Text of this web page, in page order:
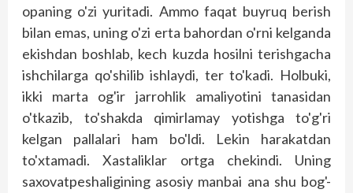
opaning o'zi yuritadi. Ammo faqat buyruq berish
bilan emas, uning o'zi erta bahordan o'rni kelganda
ekishdan boshlab, kech kuzda hosilni terishgacha
ishchilarga qo'shilib ishlaydi, ter to'kadi. Holbuki,
ikki marta og'ir jarrohlik amaliyotini tanasidan
o'tkazib, to'shakda qimirlamay yotishga to'g'ri
kelgan pallalari ham bo'ldi. Lekin harakatdan
to'xtamadi. Xastaliklar ortga chekindi. Uning
saxovatpeshaligining asosiy manbai ana shu bog'-